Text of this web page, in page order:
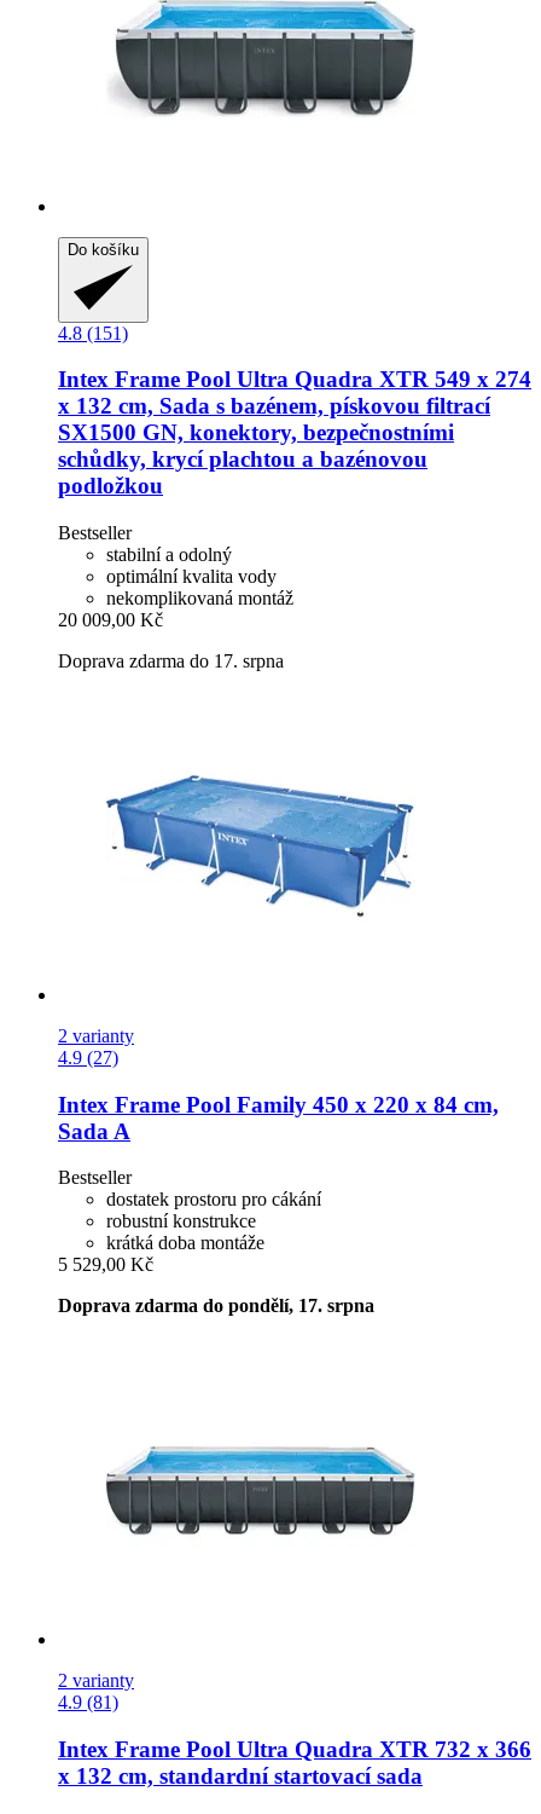
Do košíku
4.8 (151)
Intex Frame Pool Ultra Quadra XTR 549 x 274
x 132 cm, Sada s bazénem, pískovou filtrací
SX1500 GN, konektory, bezpečnostními
schůdky, krycí plachtou a bazénovou
podložkou
Bestseller
stabilní a odolný
optimální kvalita vody
nekomplikovaná montáž
20 009,00 Kč
Doprava zdarma do 17. srpna
2 varianty
4.9 (27)
Intex Frame Pool Family 450 x 220 x 84 cm,
Sada A
Bestseller
dostatek prostoru pro cákání
robustní konstrukce
krátká doba montáže
5 529,00 Kč
Doprava zdarma do pondělí, 17. srpna
2 varianty
4.9 (81)
Intex Frame Pool Ultra Quadra XTR 732 x 366
x 132 cm, standardní startovací sada